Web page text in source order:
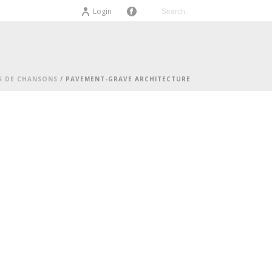
Login
DE CHANSONS / PAVEMENT-GRAVE ARCHITECTURE